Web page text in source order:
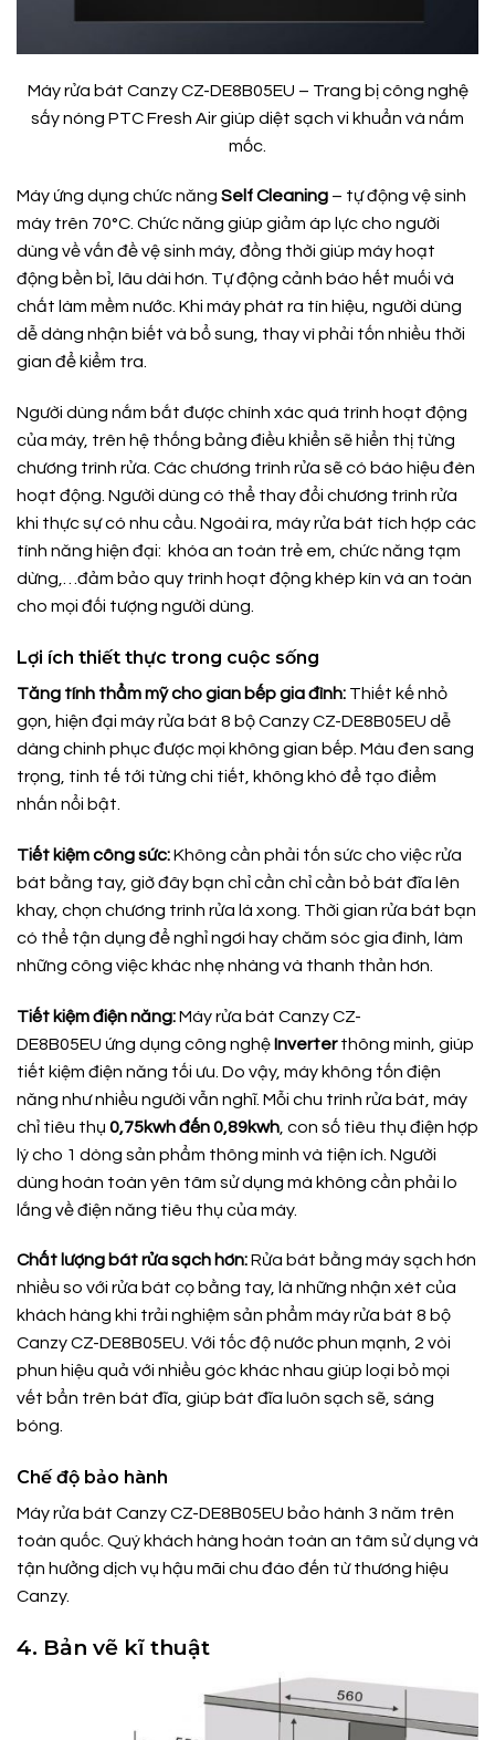
Máy rửa bát Canzy CZ-DE8B05EU – Trang bị công nghệ
sấy nóng PTC Fresh Air giúp diệt sạch vi khuẩn và nấm
mốc.
Máy ứng dụng chức năng Self Cleaning – tự động vệ sinh
máy trên 70°C. Chức năng giúp giảm áp lực cho người
dùng về vấn đề vệ sinh máy, đồng thời giúp máy hoạt
động bền bỉ, lâu dài hơn. Tự động cảnh báo hết muối và
chất làm mềm nước. Khi máy phát ra tín hiệu, người dùng
dễ dàng nhận biết và bổ sung, thay vì phải tốn nhiều thời
gian để kiểm tra.
Người dùng nắm bắt được chính xác quá trình hoạt động
của máy, trên hệ thống bảng điều khiển sẽ hiển thị từng
chương trình rửa. Các chương trình rửa sẽ có báo hiệu đèn
hoạt động. Người dùng có thể thay đổi chương trình rửa
khi thực sự có nhu cầu. Ngoài ra, máy rửa bát tích hợp các
tính năng hiện đại: khóa an toàn trẻ em, chức năng tạm
dừng,…đảm bảo quy trình hoạt động khép kín và an toàn
cho mọi đối tượng người dùng.
Lợi ích thiết thực trong cuộc sống
Tăng tính thẩm mỹ cho gian bếp gia đình: Thiết kế nhỏ
gọn, hiện đại máy rửa bát 8 bộ Canzy CZ-DE8B05EU dễ
dàng chinh phục được mọi không gian bếp. Màu đen sang
trọng, tinh tế tới từng chi tiết, không khó để tạo điểm
nhấn nổi bật.
Tiết kiệm công sức:Không cần phải tốn sức cho việc rửa
bát bằng tay, giờ đây bạn chỉ cần chỉ cần bỏ bát đĩa lên
khay, chọn chương trình rửa là xong. Thời gian rửa bát bạn
có thể tận dụng để nghỉ ngơi hay chăm sóc gia đình, làm
những công việc khác nhẹ nhàng và thanh thản hơn.
Tiết kiệm điện năng:Máy rửa bát Canzy CZ-
DE8B05EU ứng dụng công nghệInverterthông minh, giúp
tiết kiệm điện năng tối ưu. Do vậy, máy không tốn điện
năng như nhiều người vẫn nghĩ. Mỗi chu trình rửa bát, máy
chỉ tiêu thụ 0,75kwh đến 0,89kwh , con số tiêu thụ điện hợp
lý cho 1 dòng sản phẩm thông minh và tiện ích. Người
dùng hoàn toàn yên tâm sử dụng mà không cần phải lo
lắng về điện năng tiêu thụ của máy.
Chất lượng bát rửa sạch hơn:Rửa bát bằng máy sạch hơn
nhiều so với rửa bát cọ bằng tay, là những nhận xét của
khách hàng khi trải nghiệm sản phẩm máy rửa bát 8 bộ
Canzy CZ-DE8B05EU. Với tốc độ nước phun mạnh, 2 vòi
phun hiệu quả với nhiều góc khác nhau giúp loại bỏ mọi
vết bẩn trên bát đĩa, giúp bát đĩa luôn sạch sẽ, sáng
bóng.
Chế độ bảo hành
Máy rửa bát Canzy CZ-DE8B05EU bảo hành 3 năm trên
toàn quốc. Quý khách hàng hoàn toàn an tâm sử dụng và
tận hưởng dịch vụ hậu mãi chu đáo đến từ thương hiệu
Canzy.
4. Bản vẽ kĩ thuật